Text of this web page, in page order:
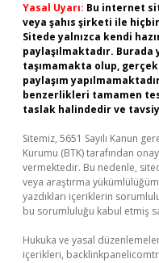
Yasal Uyarı: Bu internet
veya şahıs şirketi ile
Sitede yalnızca kendi
paylaşılmaktadır.
taşımamakta olup,
paylaşım
benzerlikleri tamamen
taslak halindedir ve
Sitemiz, 5651 Sayılı Kanun
Kurumu (BTK) tarafından
vermektedir. Bu nedenle,
veya araştırma
yazdıkları içeriklerin
bu sorumluluğu kabul etmiş
Hukuka ve yasal
içerikleri,